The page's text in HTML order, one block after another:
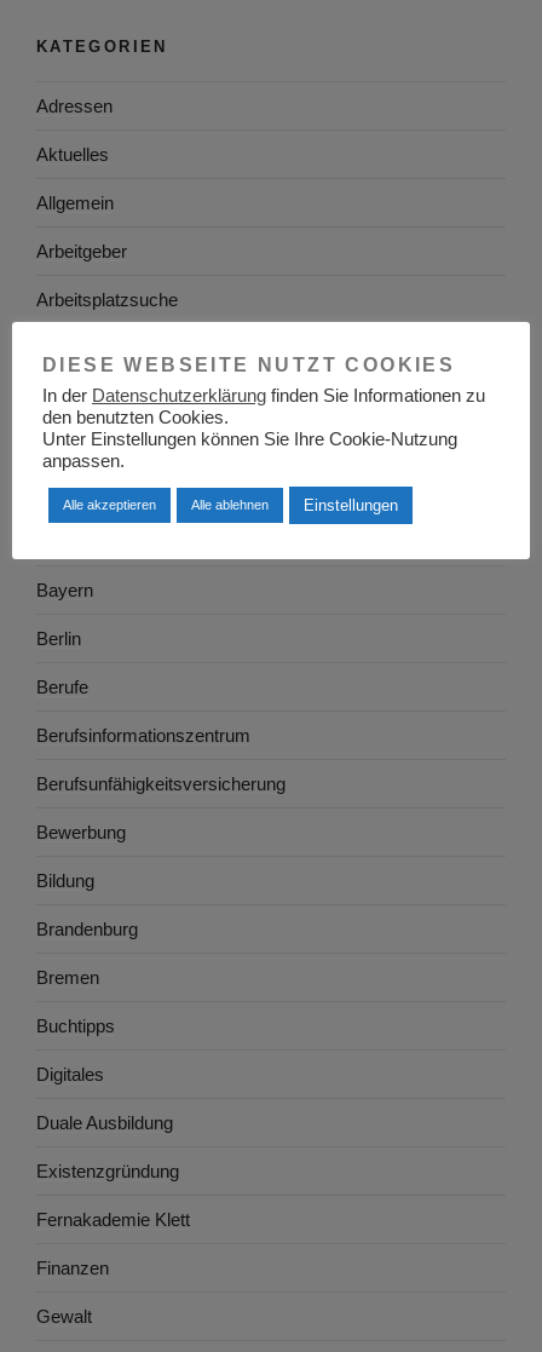
KATEGORIEN
Adressen
Aktuelles
Allgemein
Arbeitgeber
Arbeitsplatzsuche
Arbeitswelt
Arbeitszeugnis
Ausbildung
Bayern
Berlin
Berufe
Berufsinformationszentrum
Berufsunfähigkeitsversicherung
Bewerbung
Bildung
Brandenburg
Bremen
Buchtipps
Digitales
Duale Ausbildung
Existenzgründung
Fernakademie Klett
Finanzen
Gewalt
DIESE WEBSEITE NUTZT COOKIES
In der Datenschutzerklärung finden Sie Informationen zu
den benutzten Cookies.
Unter Einstellungen können Sie Ihre Cookie-Nutzung
anpassen.
Alle akzeptieren Alle ablehnen Einstellungen